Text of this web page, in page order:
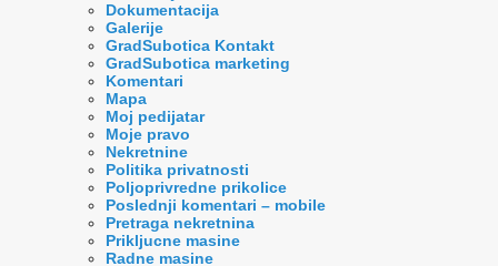
Dokumentacija
Galerije
GradSubotica Kontakt
GradSubotica marketing
Komentari
Mapa
Moj pedijatar
Moje pravo
Nekretnine
Politika privatnosti
Poljoprivredne prikolice
Poslednji komentari – mobile
Pretraga nekretnina
Prikljucne masine
Radne masine